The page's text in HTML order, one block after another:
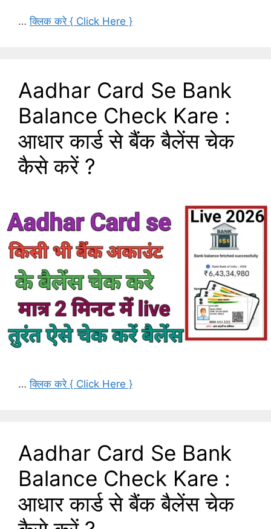
…क्लिक करे { Click Here }
Aadhar Card Se Bank
Balance Check Kare :
आधार कार्ड से बैंक बैलेंस चेक
कैसे करें ?
…क्लिक करे { Click Here }
Aadhar Card Se Bank
Balance Check Kare :
आधार कार्ड से बैंक बैलेंस चेक